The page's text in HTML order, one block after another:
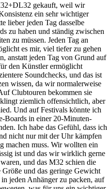
gekauft, weil wir
ein sehr wichtiger
lieber jeden Tag dasselbe
zu haben und ständig zwischen
zu müssen. Jeden Tag an
es mir, viel tiefer zu gehen
anstatt jeden Tag von Grund auf
den Künstler ermöglicht
Soundchecks, und das ist
wissen, da wir normalerweise
Clubtouren bekommen sie
ziemlich offensichtlich, aber
Und auf Festivals könnte ich
Boards in einer 20-Minuten-
Ich habe das Gefühl, dass ich
nicht nur mit der Uhr kämpfen
machen muss. Wir wollten ein
ist und das wir wirklich gerne
und das M32 schien die
und das geringe Gewicht
jeden Anhänger zu packen, auf